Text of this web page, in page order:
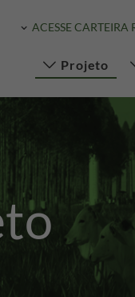
ACESSE CARTEIRA
Projeto